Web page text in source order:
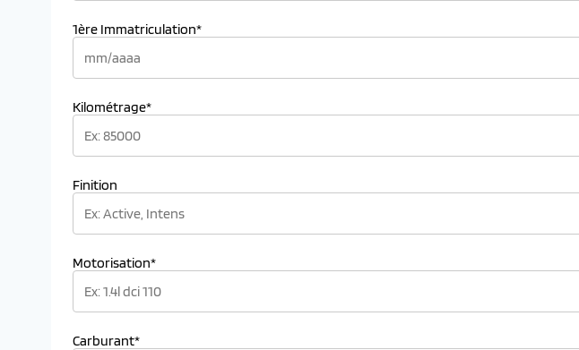
1ère Immatriculation*
Kilométrage*
Finition
Motorisation*
Carburant*